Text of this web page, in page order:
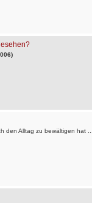
den Alltag zu bewältigen hat